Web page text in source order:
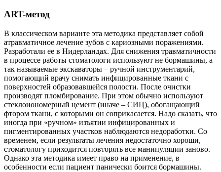
ART-метод
В классическом варианте эта методика представляет собой
атравматичное лечение зубов с кариозными поражениями.
Разработали ее в Нидерландах. Для снижения травматичности
в процессе работы стоматологи используют не бормашины, а
так называемые экскаваторы – ручной инструментарий,
помогающий врачу снимать инфицированные ткани с
поверхностей образовавшейся полости. После очистки
производят пломбирование. При этом обычно используют
стеклоиономерный цемент (иначе – СИЦ), обогащающий
фтором ткани, с которыми он соприкасается. Надо сказать, что
иногда при «ручном» изъятии инфицированных и
пигментированных участков наблюдаются недоработки. Со
временем, если результаты лечения недостаточно хороши,
стоматологу приходится повторять все манипуляции заново.
Однако эта методика имеет право на применение, в
особенности если пациент панически боится бормашины.